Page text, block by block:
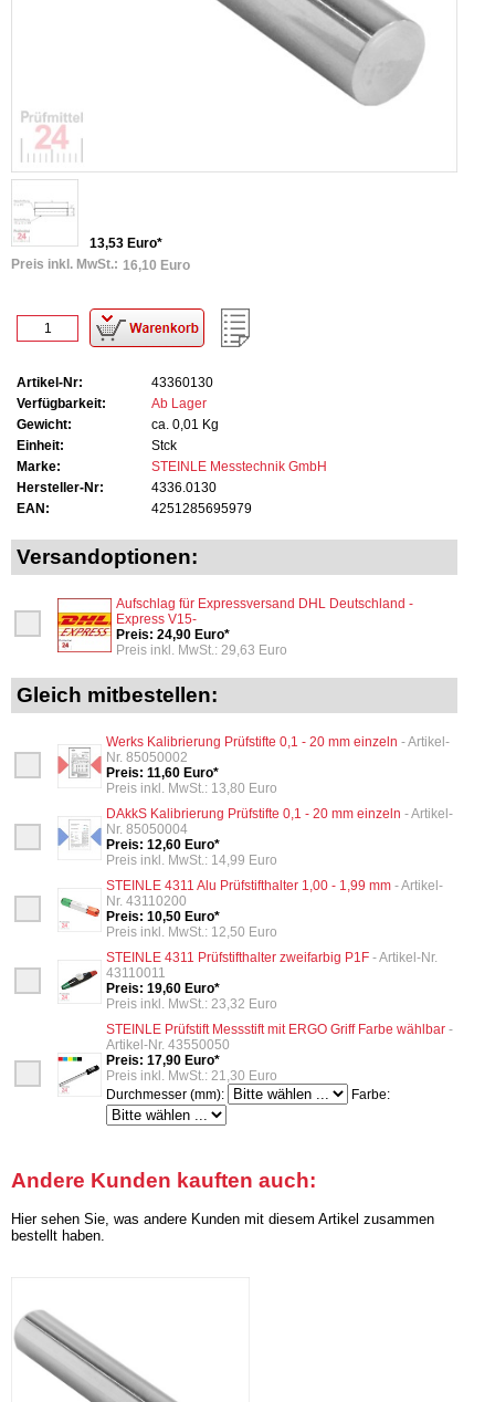
13,53 Euro*
Preis inkl. MwSt.: 16,10 Euro
Artikel-Nr:
43360130
Verfügbarkeit:
Ab Lager
Gewicht:
ca. 0,01 Kg
Einheit:
Stck
Marke:
STEINLE Messtechnik GmbH
Hersteller-Nr:
4336.0130
EAN:
4251285695979
Versandoptionen:
Aufschlag für Expressversand DHL Deutschland -
Express V15-
Preis: 24,90 Euro*
Preis inkl. MwSt.: 29,63 Euro
Gleich mitbestellen:
Werks Kalibrierung Prüfstifte 0,1 - 20 mm einzeln - Artikel-
Nr. 85050002
Preis: 11,60 Euro*
Preis inkl. MwSt.: 13,80 Euro
DAkkS Kalibrierung Prüfstifte 0,1 - 20 mm einzeln - Artikel-
Nr. 85050004
Preis: 12,60 Euro*
Preis inkl. MwSt.: 14,99 Euro
STEINLE 4311 Alu Prüfstifthalter 1,00 - 1,99 mm - Artikel-
Nr. 43110200
Preis: 10,50 Euro*
Preis inkl. MwSt.: 12,50 Euro
STEINLE 4311 Prüfstifthalter zweifarbig P1F - Artikel-Nr.
43110011
Preis: 19,60 Euro*
Preis inkl. MwSt.: 23,32 Euro
STEINLE Prüfstift Messstift mit ERGO Griff Farbe wählbar -
Artikel-Nr. 43550050
Preis: 17,90 Euro*
Preis inkl. MwSt.: 21,30 Euro
Durchmesser (mm):
Farbe:
Andere Kunden kauften auch:
Hier sehen Sie, was andere Kunden mit diesem Artikel zusammen
bestellt haben.